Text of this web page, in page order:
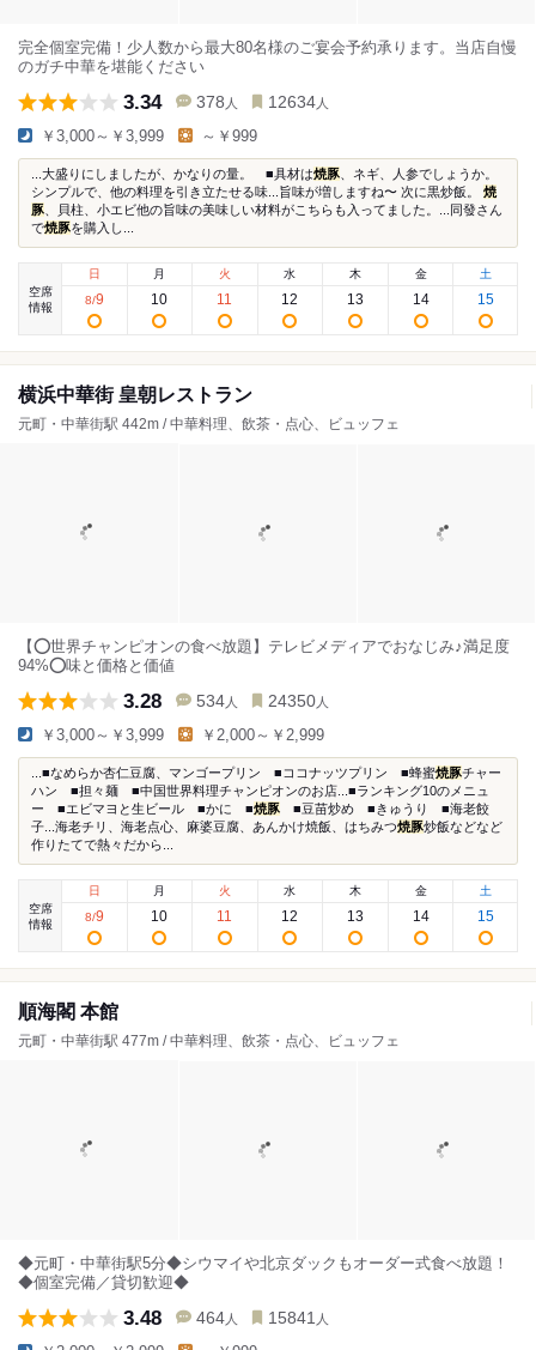
完全個室完備！少人数から最大80名様のご宴会予約承ります。当店自慢
のガチ中華を堪能ください
3.34 378 人 12634 人
￥3,000～￥3,999 ～￥999
...大盛りにしましたが、かなりの量。 ■具材は焼豚 、ネギ、人参でしょうか。
シンプルで、他の料理を引き立たせる味...旨味が増しますね〜 次に黒炒飯。 焼
豚 、貝柱、小エビ他の旨味の美味しい材料がこちらも入ってました。...同發さん
で焼豚を購入し...
空席
情報
日
8/9
月
10
火
11
水
12
木
13
金
14
土
15
横浜中華街 皇朝レストラン
元町・中華街駅 442m / 中華料理、飲茶・点心、ビュッフェ
【⭕️世界チャンピオンの食べ放題】テレビメディアでおなじみ♪満足度
94%⭕️味と価格と価値
3.28 534 人 24350 人
￥3,000～￥3,999 ￥2,000～￥2,999
...■なめらか杏仁豆腐、マンゴープリン ■ココナッツプリン ■蜂蜜焼豚チャー
ハン ■担々麺 ■中国世界料理チャンピオンのお店...■ランキング10のメニュ
ー ■エビマヨと生ビール ■かに ■焼豚 ■豆苗炒め ■きゅうり ■海老餃
子...海老チリ、海老点心、麻婆豆腐、あんかけ焼飯、はちみつ焼豚炒飯などなど
作りたてで熱々だから...
空席
情報
日
8/9
月
10
火
11
水
12
木
13
金
14
土
15
順海閣 本館
元町・中華街駅 477m / 中華料理、飲茶・点心、ビュッフェ
◆元町・中華街駅5分◆シウマイや北京ダックもオーダー式食べ放題！
◆個室完備／貸切歓迎◆
3.48 464 人 15841 人